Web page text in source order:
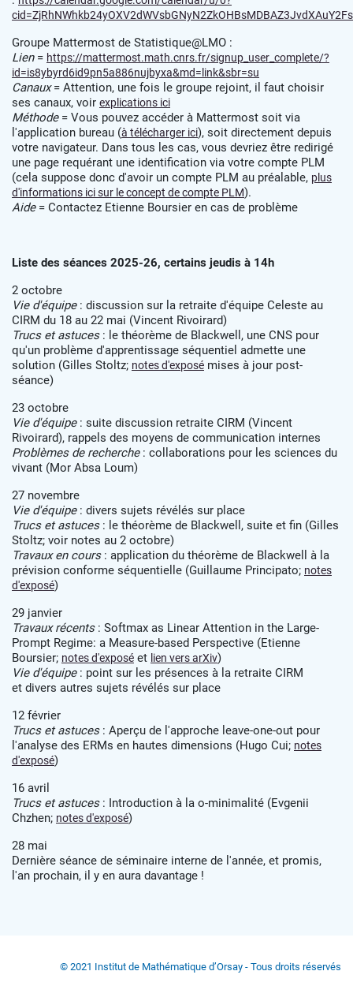
Groupe Mattermost de Statistique@LMO :
Lien= https://mattermost.math.cnrs.fr/signup_user_complete/?
id=is8ybyrd6id9pn5a886nujbyxa&md=link&sbr=su
Canaux= Attention, une fois le groupe rejoint, il faut choisir
ses canaux, voir explications ici
Méthode= Vous pouvez accéder à Mattermost soit via
l'application bureau (à télécharger ici), soit directement depuis
votre navigateur. Dans tous les cas, vous devriez être redirigé
une page requérant une identification via votre compte PLM
(cela suppose donc d'avoir un compte PLM au préalable, plus
d'informations ici sur le concept de compte PLM).
Aide= Contactez Etienne Boursier en cas de problème
Liste des séances 2025-26, certains jeudis à 14h
2 octobre
Vie d'équipe: discussion sur la retraite d'équipe Celeste au
CIRM du 18 au 22 mai (Vincent Rivoirard)
Trucs et astuces : le théorème de Blackwell, une CNS pour
qu'un problème d'apprentissage séquentiel admette une
solution (Gilles Stoltz; notes d'exposé mises à jour post-
séance)
23 octobre
Vie d'équipe: suite discussion retraite CIRM (Vincent
Rivoirard), rappels des moyens de communication internes
Problèmes de recherche: collaborations pour les sciences du
vivant (Mor Absa Loum)
27 novembre
Vie d'équipe: divers sujets révélés sur place
Trucs et astuces: le théorème de Blackwell, suite et fin (Gilles
Stoltz; voir notes au 2 octobre)
Travaux en cours: application du théorème de Blackwell à la
prévision conforme séquentielle (Guillaume Principato; notes
d'exposé)
29 janvier
Travaux récents : Softmax as Linear Attention in the Large-
Prompt Regime: a Measure-based Perspective (Etienne
Boursier; notes d'exposé et lien vers arXiv)
Vie d'équipe : point sur les présences à la retraite CIRM
et divers autres sujets révélés sur place
12 février
Trucs et astuces : Aperçu de l'approche leave-one-out pour
l'analyse des ERMs en hautes dimensions (Hugo Cui; notes
d'exposé)
16 avril
Trucs et astuces : Introduction à la o-minimalité (Evgenii
Chzhen; notes d'exposé)
28 mai
Dernière séance de séminaire interne de l'année, et promis,
l'an prochain, il y en aura davantage !
© 2021 Institut de Mathématique d’Orsay - Tous droits réservés